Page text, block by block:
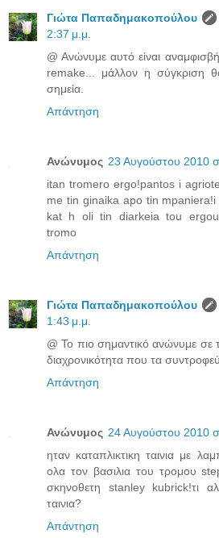
Γιώτα Παπαδημακοπούλου
2:37 μ.μ.
@ Ανώνυμε αυτό είναι
remake... μάλλον η σύγκριση
σημεία.
Απάντηση
Ανώνυμος 23 Αυγούστου 2010
itan tromero ergo!pantos i
me tin ginaika apo tin
kat h oli tin diarkeia tou
tromo
Απάντηση
Γιώτα Παπαδημακοπούλου
1:43 μ.μ.
@ Το πιο σημαντικό ανώνυμε σε
διαχρονικότητα που τα
Απάντηση
Ανώνυμος 24 Αυγούστου 2010
ηταν καταπλικτικη ταινια με
ολα τον βασιλια του τρομου
σκηνοθετη stanley kubrick!τι
ταινια?
Απάντηση